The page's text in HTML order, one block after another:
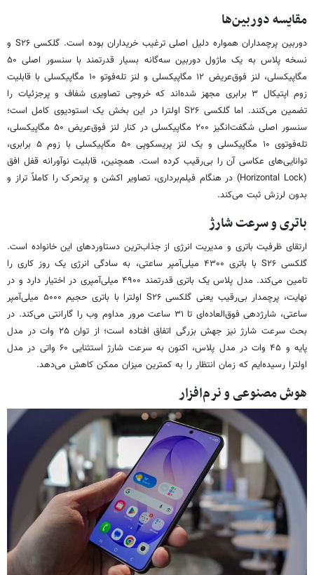
مقایسه دوربین‌ها
دوربین پرچمداران همواره دلیل اصلی ترغیب خریداران بوده است. گلکسی S۲۶ و
نسخه پلاس به یک ماژول دوربین سه‌گانه بسیار قدرتمند با سنسور اصلی ۵۰
مگاپیکسلی، لنز فوق‌عریض ۱۲ مگاپیکسلی و لنز تله‌فوتو ۱۰ مگاپیکسلی با قابلیت
زوم اپتیکال ۳ برابری مجهز شده‌اند که خروجی تصاویری شفاف و پرجزئیات را
تضمین می‌کنند. اما گلکسی S۲۶ اولترا در این بخش یک استودیوی کامل است؛
سنسور اصلی شگفت‌انگیز ۲۰۰ مگاپیکسلی در کنار لنز فوق‌عریض ۵۰ مگاپیکسلی،
تله‌فوتوی ۱۰ مگاپیکسلی و یک لنز پریسکوپی ۵۰ مگاپیکسلی با زوم ۵ برابری،
توانایی‌های عکاسی آن را بی‌رقیب کرده است. همچنین، قابلیت نوآورانه قفل افق
(Horizontal Lock) در هنگام فیلم‌برداری، تصاویر اکشن و پرتحرک را کاملاً تراز و
بدون لرزش ثبت می‌کند.
باتری و سرعت شارژ
ارتقای ظرفیت باتری و مدیریت انرژی از جذاب‌ترین دستاوردهای این خانواده است.
گلکسی S۲۶ با باتری ۴۳۰۰ میلی‌آمپر ساعتی، به سادگی انرژی یک روز کاری را
تامین می‌کند. مدل پلاس یک باتری قدرتمند ۴۹۰۰ میلی‌آمپری در اختیار دارد و در
نهایت، پرچمدار بی‌رقیب یعنی گلکسی S۲۶ اولترا با باتری حجیم ۵۰۰۰ میلی‌آمپر
ساعتی، شارژدهی فوق‌العاده‌ای تا ۳۱ ساعت مرور مداوم وب را گارانتی می‌کند. در
بحث سرعت شارژ نیز جهش بزرگی اتفاق افتاده است؛ از توان ۲۵ وات در مدل
پایه و ۴۵ وات در مدل پلاس، اکنون به سرعت شارژ استثنایی ۶۰ واتی در مدل
اولترا رسیده‌ایم که زمان انتظار را به کمترین میزان ممکن کاهش می‌دهد.
هوش مصنوعی و نرم‌افزار